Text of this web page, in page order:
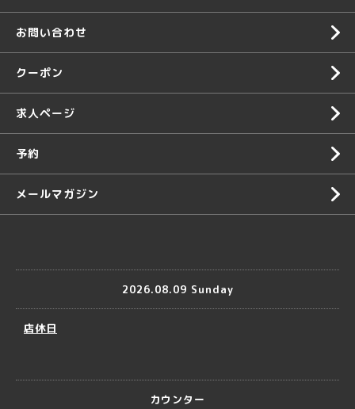
お問い合わせ
クーポン
求人ページ
予約
メールマガジン
2026.08.09 Sunday
店休日
カウンター